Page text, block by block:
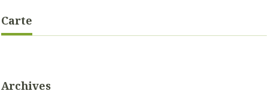
Carte
Archives